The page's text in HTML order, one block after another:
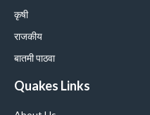
कृषी
राजकीय
बातमी पाठवा
Quakes Links